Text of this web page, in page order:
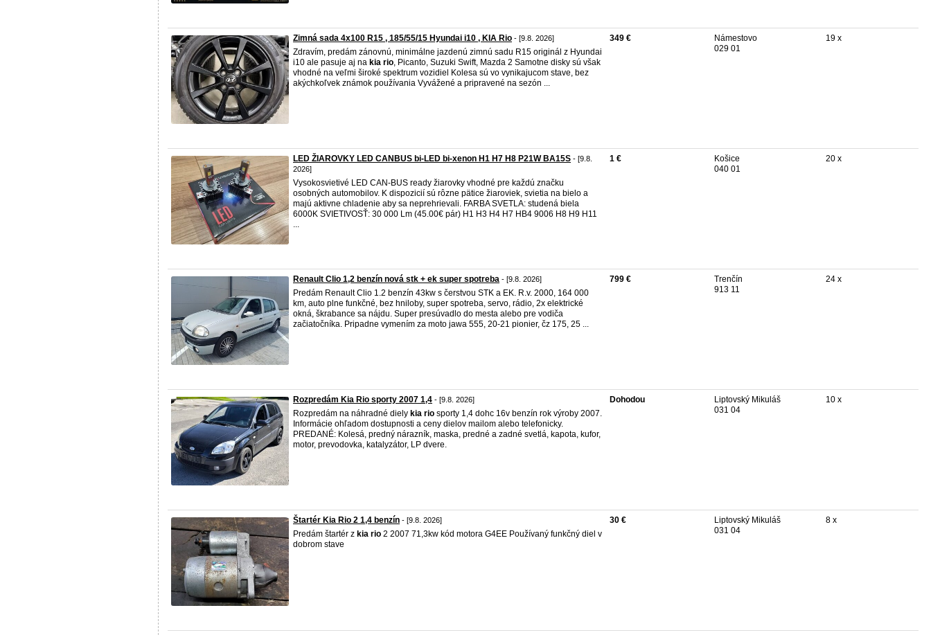
Zimná sada 4x100 R15 , 185/55/15 Hyundai i10 , KIA Rio - [9.8. 2026]
Zdravím, predám zánovnú, minimálne jazdenú zimnú sadu R15 originál z Hyundai
i10 ale pasuje aj na kia rio, Picanto, Suzuki Swift, Mazda 2 Samotne disky sú však
vhodné na veľmi široké spektrum vozidiel Kolesa sú vo vynikajucom stave, bez
akýchkoľvek známok používania Vyvážené a pripravené na sezón ...
349 €
Námestovo
029 01
19 x
LED ŽIAROVKY LED CANBUS bi-LED bi-xenon H1 H7 H8 P21W BA15S - [9.8.
2026]
Vysokosvietivé LED CAN-BUS ready žiarovky vhodné pre každú značku
osobných automobilov. K dispozicií sú rôzne pätice žiaroviek, svietia na bielo a
majú aktivne chladenie aby sa neprehrievali. FARBA SVETLA: studená biela
6000K SVIETIVOSŤ: 30 000 Lm (45.00€ pár) H1 H3 H4 H7 HB4 9006 H8 H9 H11
...
1 €
Košice
040 01
20 x
Renault Clio 1,2 benzín nová stk + ek super spotreba - [9.8. 2026]
Predám Renault Clio 1.2 benzín 43kw s čerstvou STK a EK. R.v. 2000, 164 000
km, auto plne funkčné, bez hniloby, super spotreba, servo, rádio, 2x elektrické
okná, škrabance sa nájdu. Super presúvadlo do mesta alebo pre vodiča
začiatočníka. Pripadne vymením za moto jawa 555, 20-21 pionier, čz 175, 25 ...
799 €
Trenčín
913 11
24 x
Rozpredám Kia Rio sporty 2007 1,4 - [9.8. 2026]
Rozpredám na náhradné diely kia rio sporty 1,4 dohc 16v benzín rok výroby 2007.
Informácie ohľadom dostupnosti a ceny dielov mailom alebo telefonicky.
PREDANÉ: Kolesá, predný nárazník, maska, predné a zadné svetlá, kapota, kufor,
motor, prevodovka, katalyzátor, LP dvere.
Dohodou
Liptovský Mikuláš
031 04
10 x
Štartér Kia Rio 2 1,4 benzín - [9.8. 2026]
Predám štartér z kia rio 2 2007 71,3kw kód motora G4EE Používaný funkčný diel v
dobrom stave
30 €
Liptovský Mikuláš
031 04
8 x